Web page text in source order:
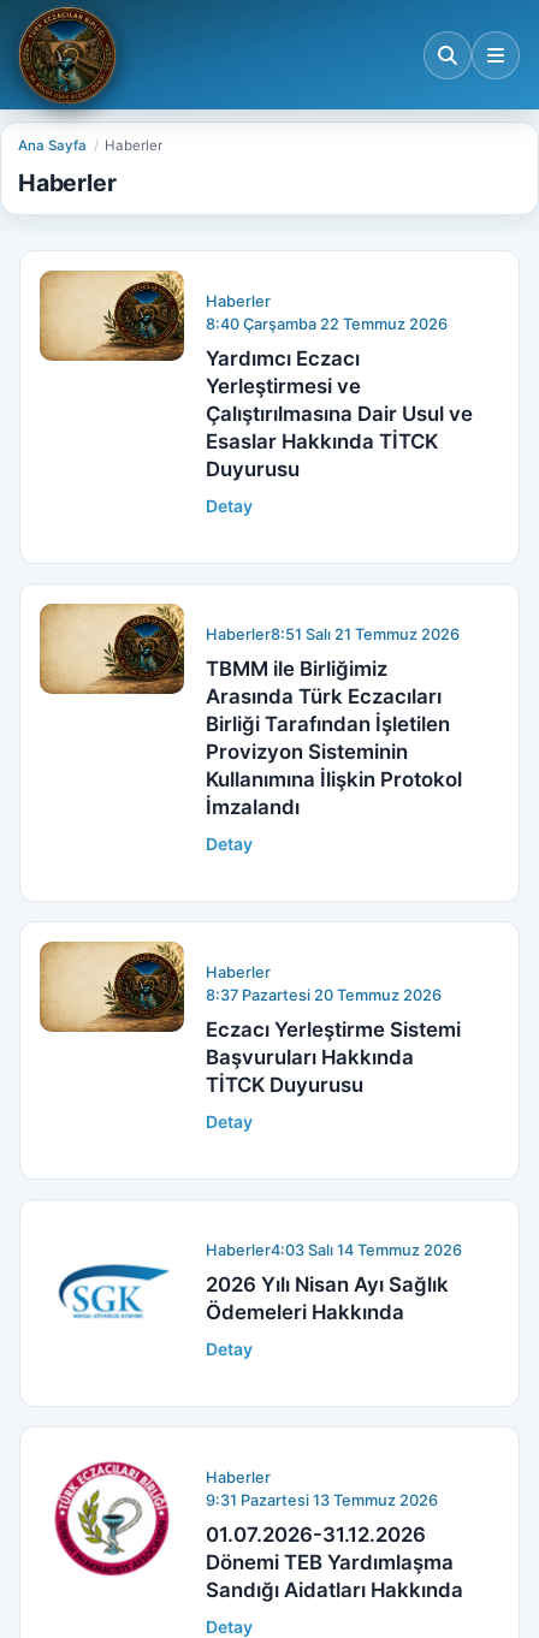
Ana Sayfa Haberler
Haberler
Haberler
8:40 Çarşamba 22 Temmuz 2026
Yardımcı Eczacı
Yerleştirmesi ve
Çalıştırılmasına Dair Usul ve
Esaslar Hakkında TİTCK
Duyurusu
Detay
Haberler8:51 Salı 21 Temmuz 2026
TBMM ile Birliğimiz
Arasında Türk Eczacıları
Birliği Tarafından İşletilen
Provizyon Sisteminin
Kullanımına İlişkin Protokol
İmzalandı
Detay
Haberler
8:37 Pazartesi 20 Temmuz 2026
Eczacı Yerleştirme Sistemi
Başvuruları Hakkında
TİTCK Duyurusu
Detay
Haberler4:03 Salı 14 Temmuz 2026
2026 Yılı Nisan Ayı Sağlık
Ödemeleri Hakkında
Detay
Haberler
9:31 Pazartesi 13 Temmuz 2026
01.07.2026-31.12.2026
Dönemi TEB Yardımlaşma
Sandığı Aidatları Hakkında
Detay